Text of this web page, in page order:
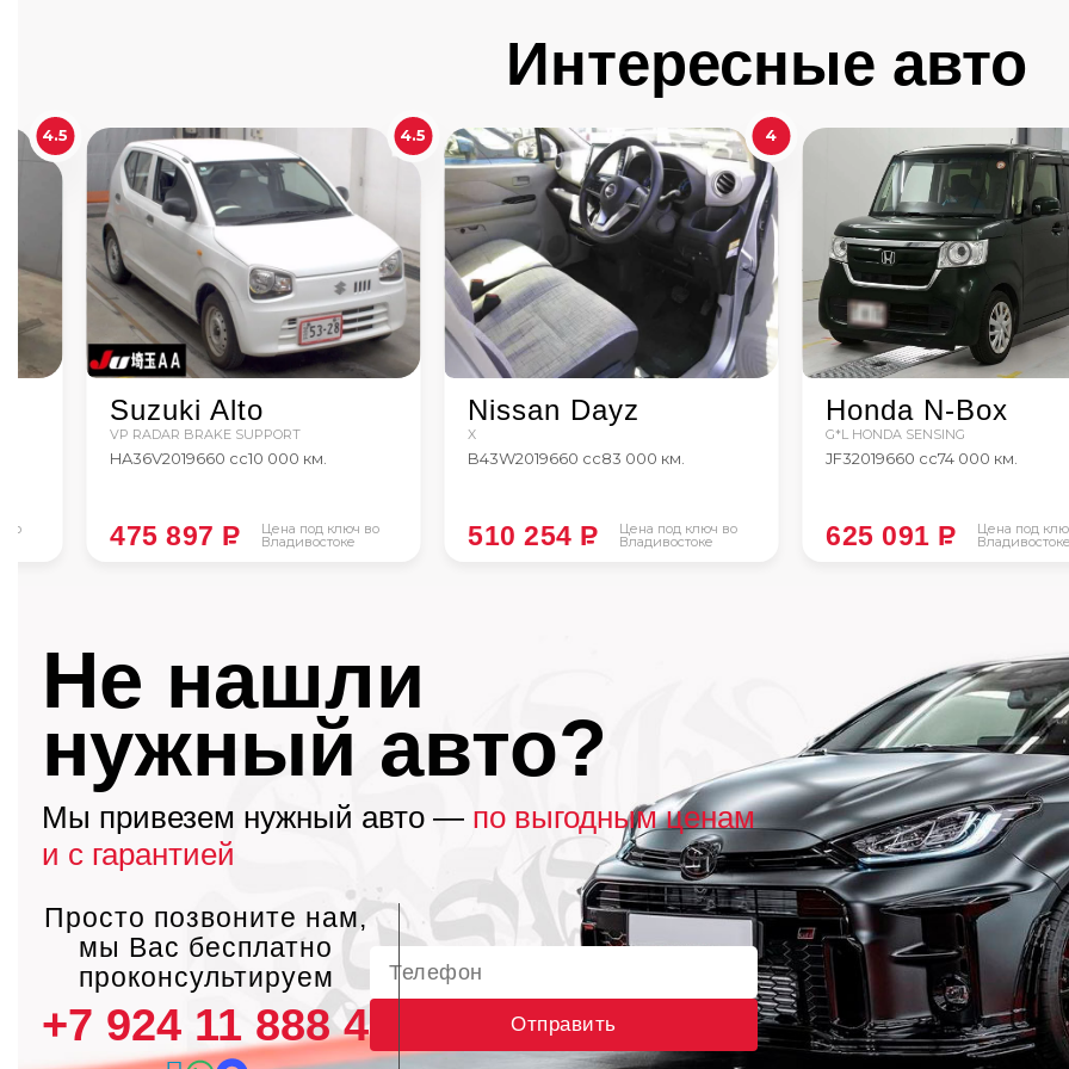
Интересные авто
4.5
во
4.5
Suzuki Alto
VP RADAR BRAKE SUPPORT
HA36V2019660 сс10 000 км.
Цена под ключ во
Владивостоке
475 897 P
4
Nissan Dayz
X
B43W2019660 сс83 000 км.
Цена под ключ во
Владивостоке
510 254 P
Honda N-Box
G*L HONDA SENSING
JF32019660 сс74 000 км.
Цена под
Владивостоке
625 091 P
Не нашли
нужный авто?
Мы привезем нужный авто — по выгодным ценам
и с гарантией
Просто позвоните нам,
мы Вас бесплатно
проконсультируем
+7 924 11 888 45 Отправить